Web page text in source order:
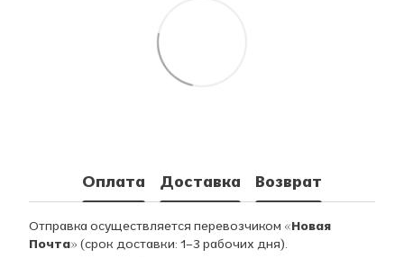
Оплата Доставка Возврат
Отправка осуществляется перевозчиком «Новая
Почта» (срок доставки: 1–3 рабочих дня).